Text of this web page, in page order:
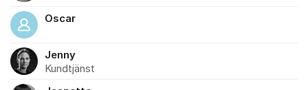
Oscar
Jenny
Kundtjänst